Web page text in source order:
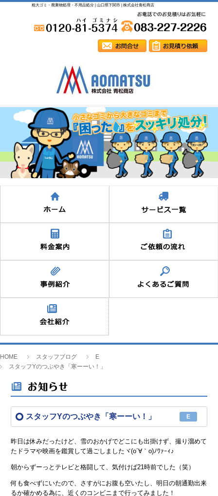
粗大ゴミ・廃棄物処理・不用品処分 | 山口県下関市 | 株式会社青松商店
HOME スタッフブログ
E
スタッフYのつぶやき「寒ーーい！」
スタッフYのつぶやき「寒ーーい！」 E
昨日は休みだったけど、雪のおかげでどこにも出掛けず、撮り溜めて
たドラマや映画を鑑賞して過ごしましたヾ(o´∀｀o)ﾉﾜｧｰｨ♪
朝からずーっとテレビと格闘して、気付けば21時前でした（笑）
何も食べずにいたので、さすがにお腹も空いたし、明日の朝通勤出来
るか確かめる為に、近くのコンビニまで行ってみました！